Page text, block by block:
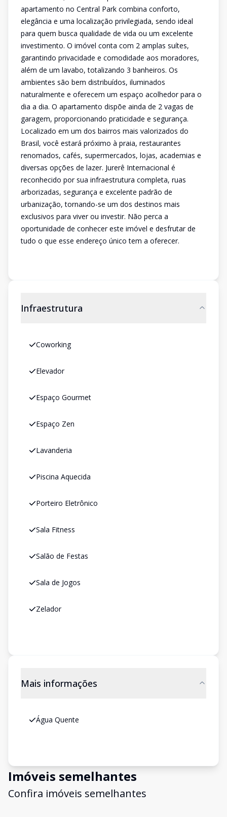
apartamento no Central Park combina conforto,
elegância e uma localização privilegiada, sendo ideal
para quem busca qualidade de vida ou um excelente
investimento. O imóvel conta com 2 amplas suítes,
garantindo privacidade e comodidade aos moradores,
além de um lavabo, totalizando 3 banheiros. Os
ambientes são bem distribuídos, iluminados
naturalmente e oferecem um espaço acolhedor para o
dia a dia. O apartamento dispõe ainda de 2 vagas de
garagem, proporcionando praticidade e segurança.
Localizado em um dos bairros mais valorizados do
Brasil, você estará próximo à praia, restaurantes
renomados, cafés, supermercados, lojas, academias e
diversas opções de lazer. Jurerê Internacional é
reconhecido por sua infraestrutura completa, ruas
arborizadas, segurança e excelente padrão de
urbanização, tornando-se um dos destinos mais
exclusivos para viver ou investir. Não perca a
oportunidade de conhecer este imóvel e desfrutar de
tudo o que esse endereço único tem a oferecer.
Infraestrutura
Coworking
Elevador
Espaço Gourmet
Espaço Zen
Lavanderia
Piscina Aquecida
Porteiro Eletrônico
Sala Fitness
Salão de Festas
Sala de Jogos
Zelador
Mais informações
Água Quente
Imóveis semelhantes
Confira imóveis semelhantes